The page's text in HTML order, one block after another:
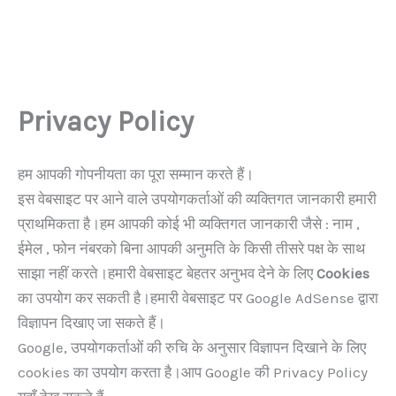
Privacy Policy
हम आपकी गोपनीयता का पूरा सम्मान करते हैं।
इस वेबसाइट पर आने वाले उपयोगकर्ताओं की व्यक्तिगत जानकारी हमारी
प्राथमिकता है।हम आपकी कोई भी व्यक्तिगत जानकारी जैसे : नाम ,
ईमेल , फोन नंबरको बिना आपकी अनुमति के किसी तीसरे पक्ष के साथ
साझा नहीं करते।हमारी वेबसाइट बेहतर अनुभव देने के लिएCookies
का उपयोग कर सकती है।हमारी वेबसाइट पर Google AdSense द्वारा
विज्ञापन दिखाए जा सकते हैं।
Google, उपयोगकर्ताओं की रुचि के अनुसार विज्ञापन दिखाने के लिए
cookies का उपयोग करता है।आप Google की Privacy Policy